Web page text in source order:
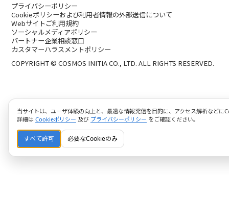
プライバシーポリシー
Cookieポリシーおよび利用者情報の外部送信について
Webサイトご利用規約
ソーシャルメディアポリシー
パートナー企業相談窓口
カスタマーハラスメントポリシー
COPYRIGHT © COSMOS INITIA CO., LTD. ALL RIGHTS RESERVED.
当サイトは、ユーザ体験の向上と、最適な情報発信を目的に、アクセス解析などに
詳細は Cookieポリシー 及び プライバシーポリシー をご確認ください。
すべて許可 必要なCookieのみ